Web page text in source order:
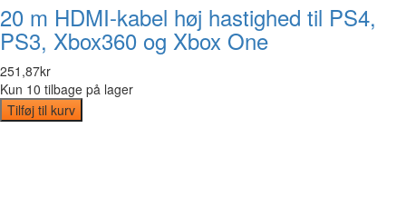
20 m HDMI-kabel høj hastighed til PS4,
PS3, Xbox360 og Xbox One
251 ,87kr
Kun 10 tilbage på lager
Tilføj til kurv